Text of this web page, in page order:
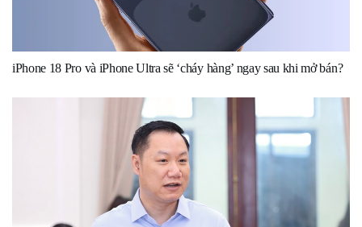
iPhone 18 Pro và iPhone Ultra sẽ ‘cháy hàng’ ngay sau khi mở bán?